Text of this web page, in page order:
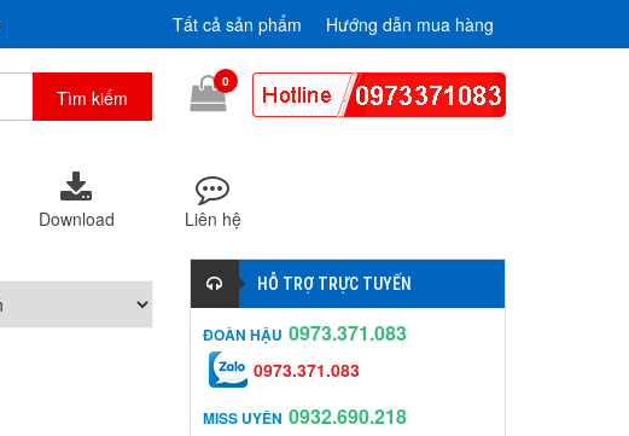
Tất cả sản phẩm Hướng dẫn mua hàng
0
Download Liên hệ
HỖ TRỢ TRỰC TUYẾN
ĐOÀN HẬU 0973.371.083
0973.371.083
MISS UYÊN 0932.690.218